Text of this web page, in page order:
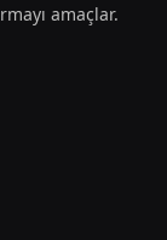
amaçlar.